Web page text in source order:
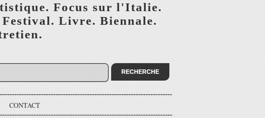
Focus sur l'Italie.
Livre. Biennale.
CONTACT